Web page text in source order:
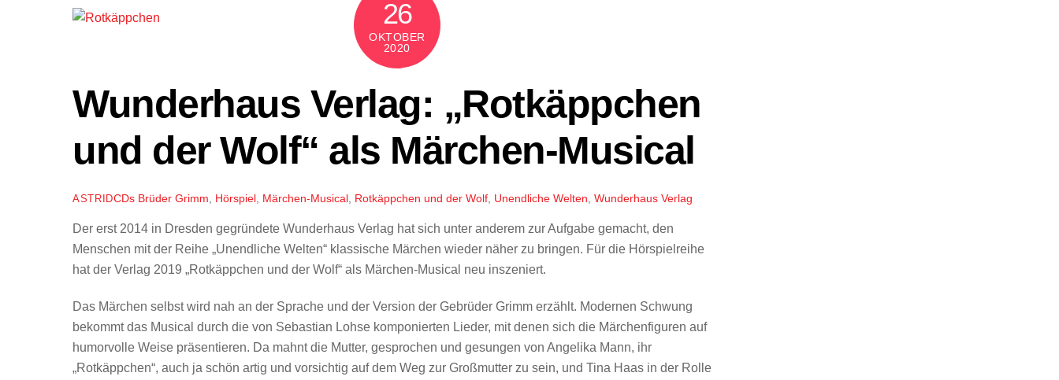
26
OKTOBER
2020
Wunderhaus Verlag: „Rotkäppchen
und der Wolf“ als Märchen-Musical
ASTRIDCDs Brüder Grimm Hörspiel, Märchen-Musical, Rotkäppchen und der Wolf, Unendliche Welten Wunderhaus Verlag
Der erst 2014 in Dresden gegründete Wunderhaus Verlag hat sich unter anderem zur Aufgabe gemacht, den
Menschen mit der Reihe „Unendliche Welten“ klassische Märchen wieder näher zu bringen. Für die Hörspielreihe
hat der Verlag 2019 „Rotkäppchen und der Wolf“ als Märchen-Musical neu inszeniert.
Das Märchen selbst wird nah an der Sprache und der Version der Gebrüder Grimm erzählt. Modernen Schwung
bekommt das Musical durch die von Sebastian Lohse komponierten Lieder, mit denen sich die Märchenfiguren auf
humorvolle Weise präsentieren. Da mahnt die Mutter, gesprochen und gesungen von Angelika Mann, ihr
„Rotkäppchen“, auch ja schön artig und vorsichtig auf dem Weg zur Großmutter zu sein, und Tina Haas in der Rolle